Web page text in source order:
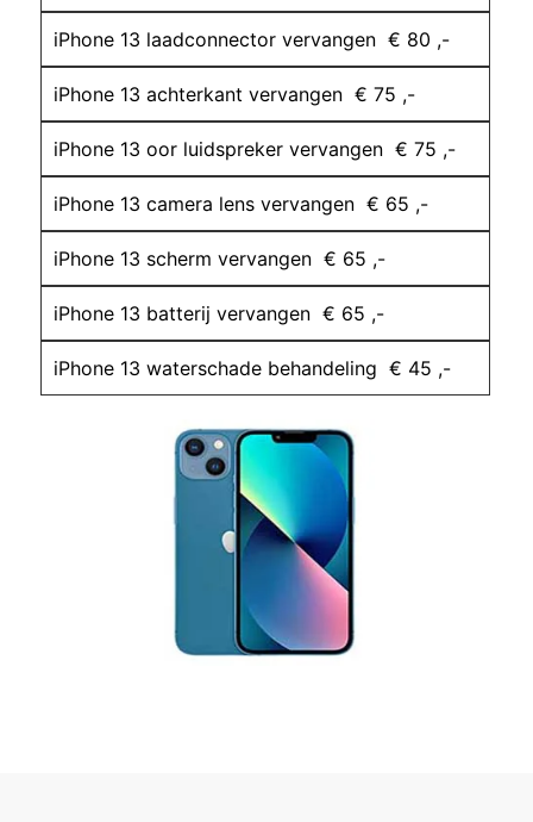
iPhone 13 laadconnector vervangen € 80 ,-
iPhone 13 achterkant vervangen € 75 ,-
iPhone 13 oor luidspreker vervangen € 75 ,-
iPhone 13 camera lens vervangen € 65 ,-
iPhone 13 scherm vervangen € 65 ,-
iPhone 13 batterij vervangen € 65 ,-
iPhone 13 waterschade behandeling € 45 ,-